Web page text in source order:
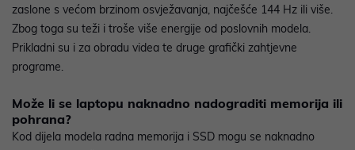
zaslone s većom brzinom osvježavanja, najčešće 144 Hz ili više.
Zbog toga su teži i troše više energije od poslovnih modela.
Prikladni su i za obradu videa te druge grafički zahtjevne
programe.
Može li se laptopu naknadno nadograditi memorija ili
pohrana?
Kod dijela modela radna memorija i SSD mogu se naknadno